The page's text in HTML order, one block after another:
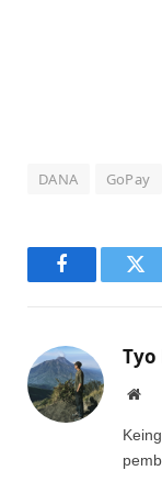
DANA GoPay
Facebook
Tyo